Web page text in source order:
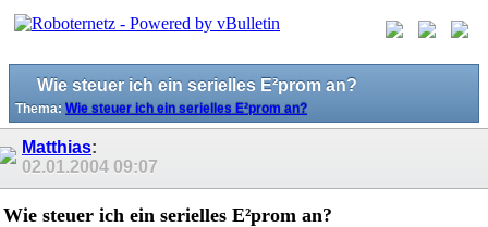
Wie steuer ich ein serielles E²prom an?
Thema: Wie steuer ich ein serielles E²prom an?
Matthias:
02.01.2004 09:07
Wie steuer ich ein serielles E²prom an?